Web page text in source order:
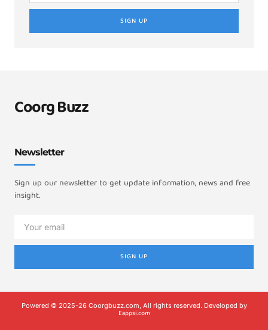
SIGN UP
Coorg Buzz
Newsletter
Sign up our newsletter to get update information, news and free
insight.
SIGN UP
Powered © 2025-26 Coorgbuzz.com, All rights reserved. Developed by
Eappsi.com